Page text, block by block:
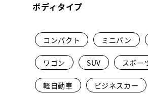
ボディタイプ
コンパクト ミニバン
ワゴン SUV スポー
軽自動車 ビジネスカー